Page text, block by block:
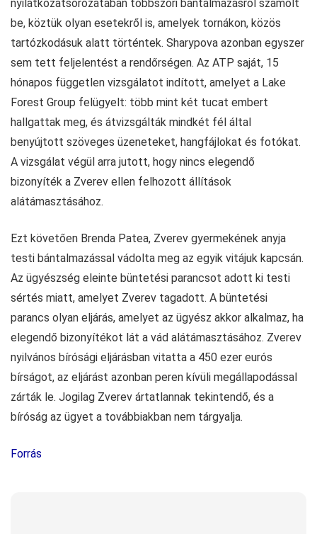
nyilatkozatsorozatában többszöri bántalmazásról számolt
be, köztük olyan esetekről is, amelyek tornákon, közös
tartózkodásuk alatt történtek. Sharypova azonban egyszer
sem tett feljelentést a rendőrségen. Az ATP saját, 15
hónapos független vizsgálatot indított, amelyet a Lake
Forest Group felügyelt: több mint két tucat embert
hallgattak meg, és átvizsgálták mindkét fél által
benyújtott szöveges üzeneteket, hangfájlokat és fotókat.
A vizsgálat végül arra jutott, hogy nincs elegendő
bizonyíték a Zverev ellen felhozott állítások
alátámasztásához.
Ezt követően Brenda Patea, Zverev gyermekének anyja
testi bántalmazással vádolta meg az egyik vitájuk kapcsán.
Az ügyészség eleinte büntetési parancsot adott ki testi
sértés miatt, amelyet Zverev tagadott. A büntetési
parancs olyan eljárás, amelyet az ügyész akkor alkalmaz, ha
elegendő bizonyítékot lát a vád alátámasztásához. Zverev
nyilvános bírósági eljárásban vitatta a 450 ezer eurós
bírságot, az eljárást azonban peren kívüli megállapodással
zárták le. Jogilag Zverev ártatlannak tekintendő, és a
bíróság az ügyet a továbbiakban nem tárgyalja.
Forrás